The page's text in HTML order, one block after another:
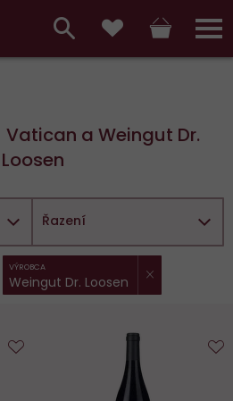
a Weingut Dr.
Loosen
VÝROBCA
Weingut Dr. Loosen
Řazení